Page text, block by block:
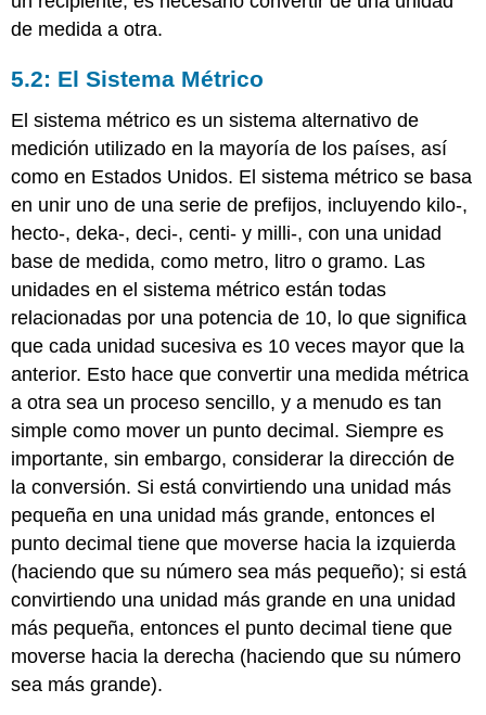
de medida a otra.
5.2: El Sistema Métrico
El sistema métrico es un sistema alternativo de
medición utilizado en la mayoría de los países, así
como en Estados Unidos. El sistema métrico se basa
en unir uno de una serie de prefijos, incluyendo kilo-,
hecto-, deka-, deci-, centi- y milli-, con una unidad
base de medida, como metro, litro o gramo. Las
unidades en el sistema métrico están todas
relacionadas por una potencia de 10, lo que significa
que cada unidad sucesiva es 10 veces mayor que la
anterior. Esto hace que convertir una medida métrica
a otra sea un proceso sencillo, y a menudo es tan
simple como mover un punto decimal. Siempre es
importante, sin embargo, considerar la dirección de
la conversión. Si está convirtiendo una unidad más
pequeña en una unidad más grande, entonces el
punto decimal tiene que moverse hacia la izquierda
(haciendo que su número sea más pequeño); si está
convirtiendo una unidad más grande en una unidad
más pequeña, entonces el punto decimal tiene que
moverse hacia la derecha (haciendo que su número
sea más grande).